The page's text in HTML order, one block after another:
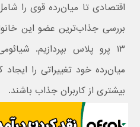
اقتصادی تا میان‌رده قوی را
بررسی جذاب‌ترین عضو این
۱۳ پرو پلاس بپردازیم.
میان‌رده خود تغییراتی را
بیشتری از کاربران جذاب باشند.